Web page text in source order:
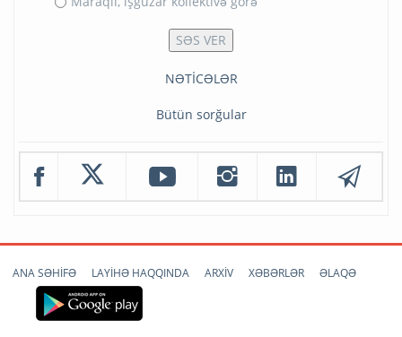
NƏTİCƏLƏR
Bütün sorğular
ANA SƏHİFƏ LAYİHƏ HAQQINDA ARXİV XƏBƏRLƏR ƏLAQƏ